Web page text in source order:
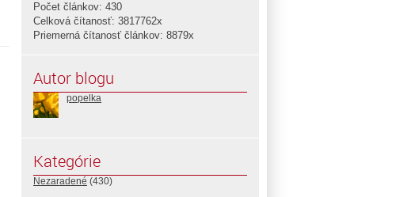
Počet článkov: 430
Celková čítanosť: 3817762x
Priemerná čítanosť článkov: 8879x
Autor blogu
popelka
Kategórie
Nezaradené (430)